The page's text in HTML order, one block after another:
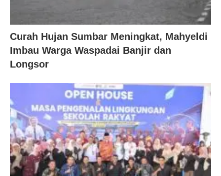
Curah Hujan Sumbar Meningkat, Mahyeldi
Imbau Warga Waspadai Banjir dan
Longsor